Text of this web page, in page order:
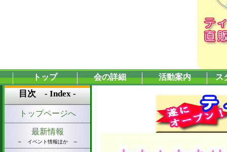
トップ 会の詳細 活動案内 ス
目次 - Index -
トップページへ
最新情報
～ イベント情報ほか ～